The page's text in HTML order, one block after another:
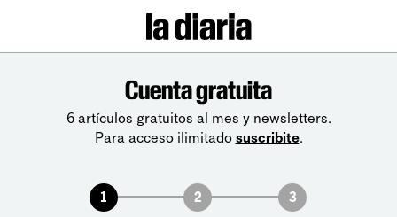
Cuenta gratuita
6 artículos gratuitos al mes y newsletters.
Para acceso ilimitado suscribite.
1 2 3